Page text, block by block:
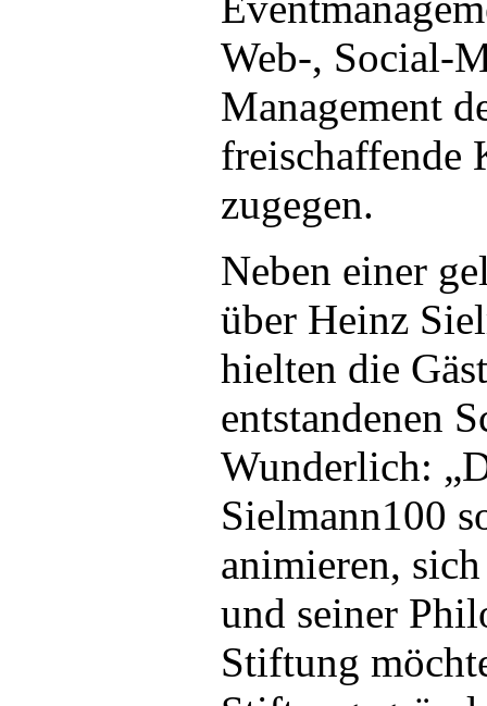
Web-, Social-
Management
freischaffende
zugegen.
Neben einer
über Heinz
hielten die
entstandenen
Wunderlich:
Sielmann100
animieren,
und seiner
Stiftung